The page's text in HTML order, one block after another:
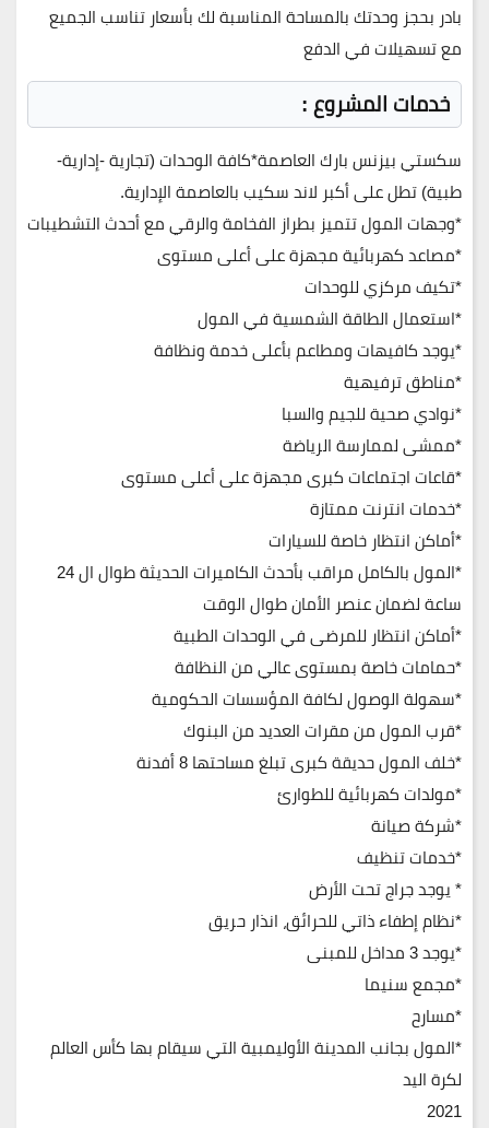
بادر بحجز وحدتك بالمساحة المناسبة لك بأسعار تناسب الجميع
مع تسهيلات في الدفع
خدمات المشروع :
سكستي بيزنس بارك العاصمة*كافة الوحدات (تجارية -إدارية-
طبية) تطل على أكبر لاند سكيب بالعاصمة الإدارية.
*وجهات المول تتميز بطراز الفخامة والرقي مع أحدث التشطيبات
*مصاعد كهربائية مجهزة على أعلى مستوى
*تكيف مركزي للوحدات
*استعمال الطاقة الشمسية في المول
*يوجد كافيهات ومطاعم بأعلى خدمة ونظافة
*مناطق ترفيهية
*نوادي صحية للجيم والسبا
*ممشى لممارسة الرياضة
*قاعات اجتماعات كبرى مجهزة على أعلى مستوى
*خدمات انترنت ممتازة
*أماكن انتظار خاصة للسيارات
*المول بالكامل مراقب بأحدث الكاميرات الحديثة طوال ال 24
ساعة لضمان عنصر الأمان طوال الوقت
*أماكن انتظار للمرضى في الوحدات الطبية
*حمامات خاصة بمستوى عالي من النظافة
*سهولة الوصول لكافة المؤسسات الحكومية
*قرب المول من مقرات العديد من البنوك
*خلف المول حديقة كبرى تبلغ مساحتها 8 أفدنة
*مولدات كهربائية للطوارئ
*شركة صيانة
*خدمات تنظيف
* يوجد جراج تحت الأرض
*نظام إطفاء ذاتي للحرائق، انذار حريق
*يوجد 3 مداخل للمبنى
*مجمع سنيما
*مسارح
*المول بجانب المدينة الأوليمبية التي سيقام بها كأس العالم
لكرة اليد
2021